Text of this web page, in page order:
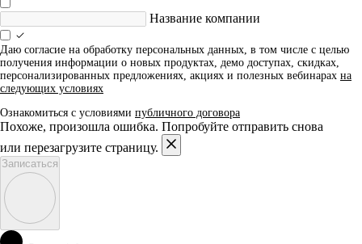
Название компании
Даю согласие на обработку персональных данных, в том числе с целью
получения информации о новых продуктах, демо доступах, скидках,
персонализированных предложениях, акциях и полезных вебинарах на
следующих условиях
Ознакомиться с условиями публичного договора
Похоже, произошла ошибка. Попробуйте отправить снова
или перезагрузите страницу.
Записаться